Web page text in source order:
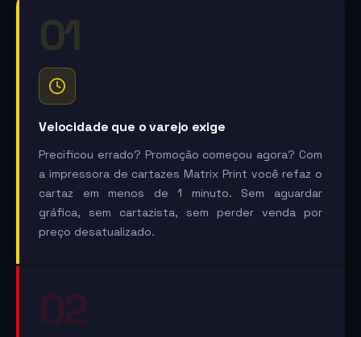
01
Velocidade que o varejo exige
Precificou errado? Promoção começou agora? Com
a impressora de cartazes Matrix Print você refaz o
cartaz em menos de 1 minuto. Sem aguardar
gráfica, sem cartazista, sem perder venda por
preço desatualizado.
02